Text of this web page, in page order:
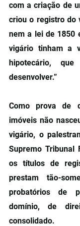
com a criação de
criou o registro do
nem a lei de 1850
vigário tinham a
hipotecário,
desenvolver.”
Como prova de
imóveis não
vigário, o
Supremo Tribunal
os títulos de
prestam tão-
probatórios de
domínio, de
consolidado.